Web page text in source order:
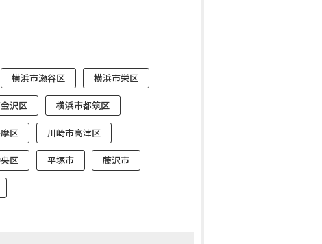
横浜市瀬谷区 横浜市栄区
沢区 横浜市都筑区
区 川崎市高津区
区 平塚市 藤沢市